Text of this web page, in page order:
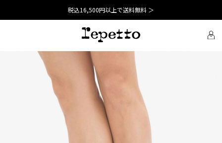
税込16,500円以上で送料無料 ＞